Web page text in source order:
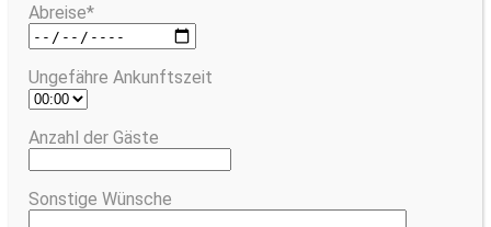
Abreise*
Ungefähre Ankunftszeit
Anzahl der Gäste
Sonstige Wünsche